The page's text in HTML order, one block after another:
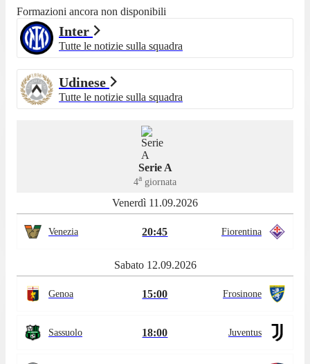
Formazioni ancora non disponibili
Inter
Tutte le notizie sulla squadra
Udinese
Tutte le notizie sulla squadra
Serie A
4a giornata
Venerdì 11.09.2026
Venezia 20:45 Fiorentina
Sabato 12.09.2026
Genoa 15:00 Frosinone
Sassuolo 18:00 Juventus